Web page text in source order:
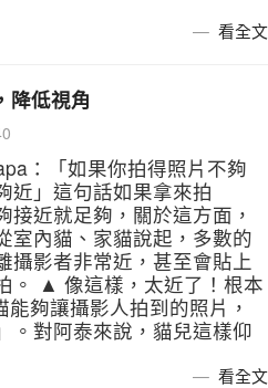
看全文
降低視角
：「如果你拍得照片不夠
近」這句話如果拿來拍
接近就足夠，關於這方面，
室內貓、家貓說起，多數的
攝影者非常近，甚至會貼上
。 ▲ 像這樣，太近了！根本
夠讓攝影人拍到的照片，
。對阿泰來說，貓兒這樣仰
看全文